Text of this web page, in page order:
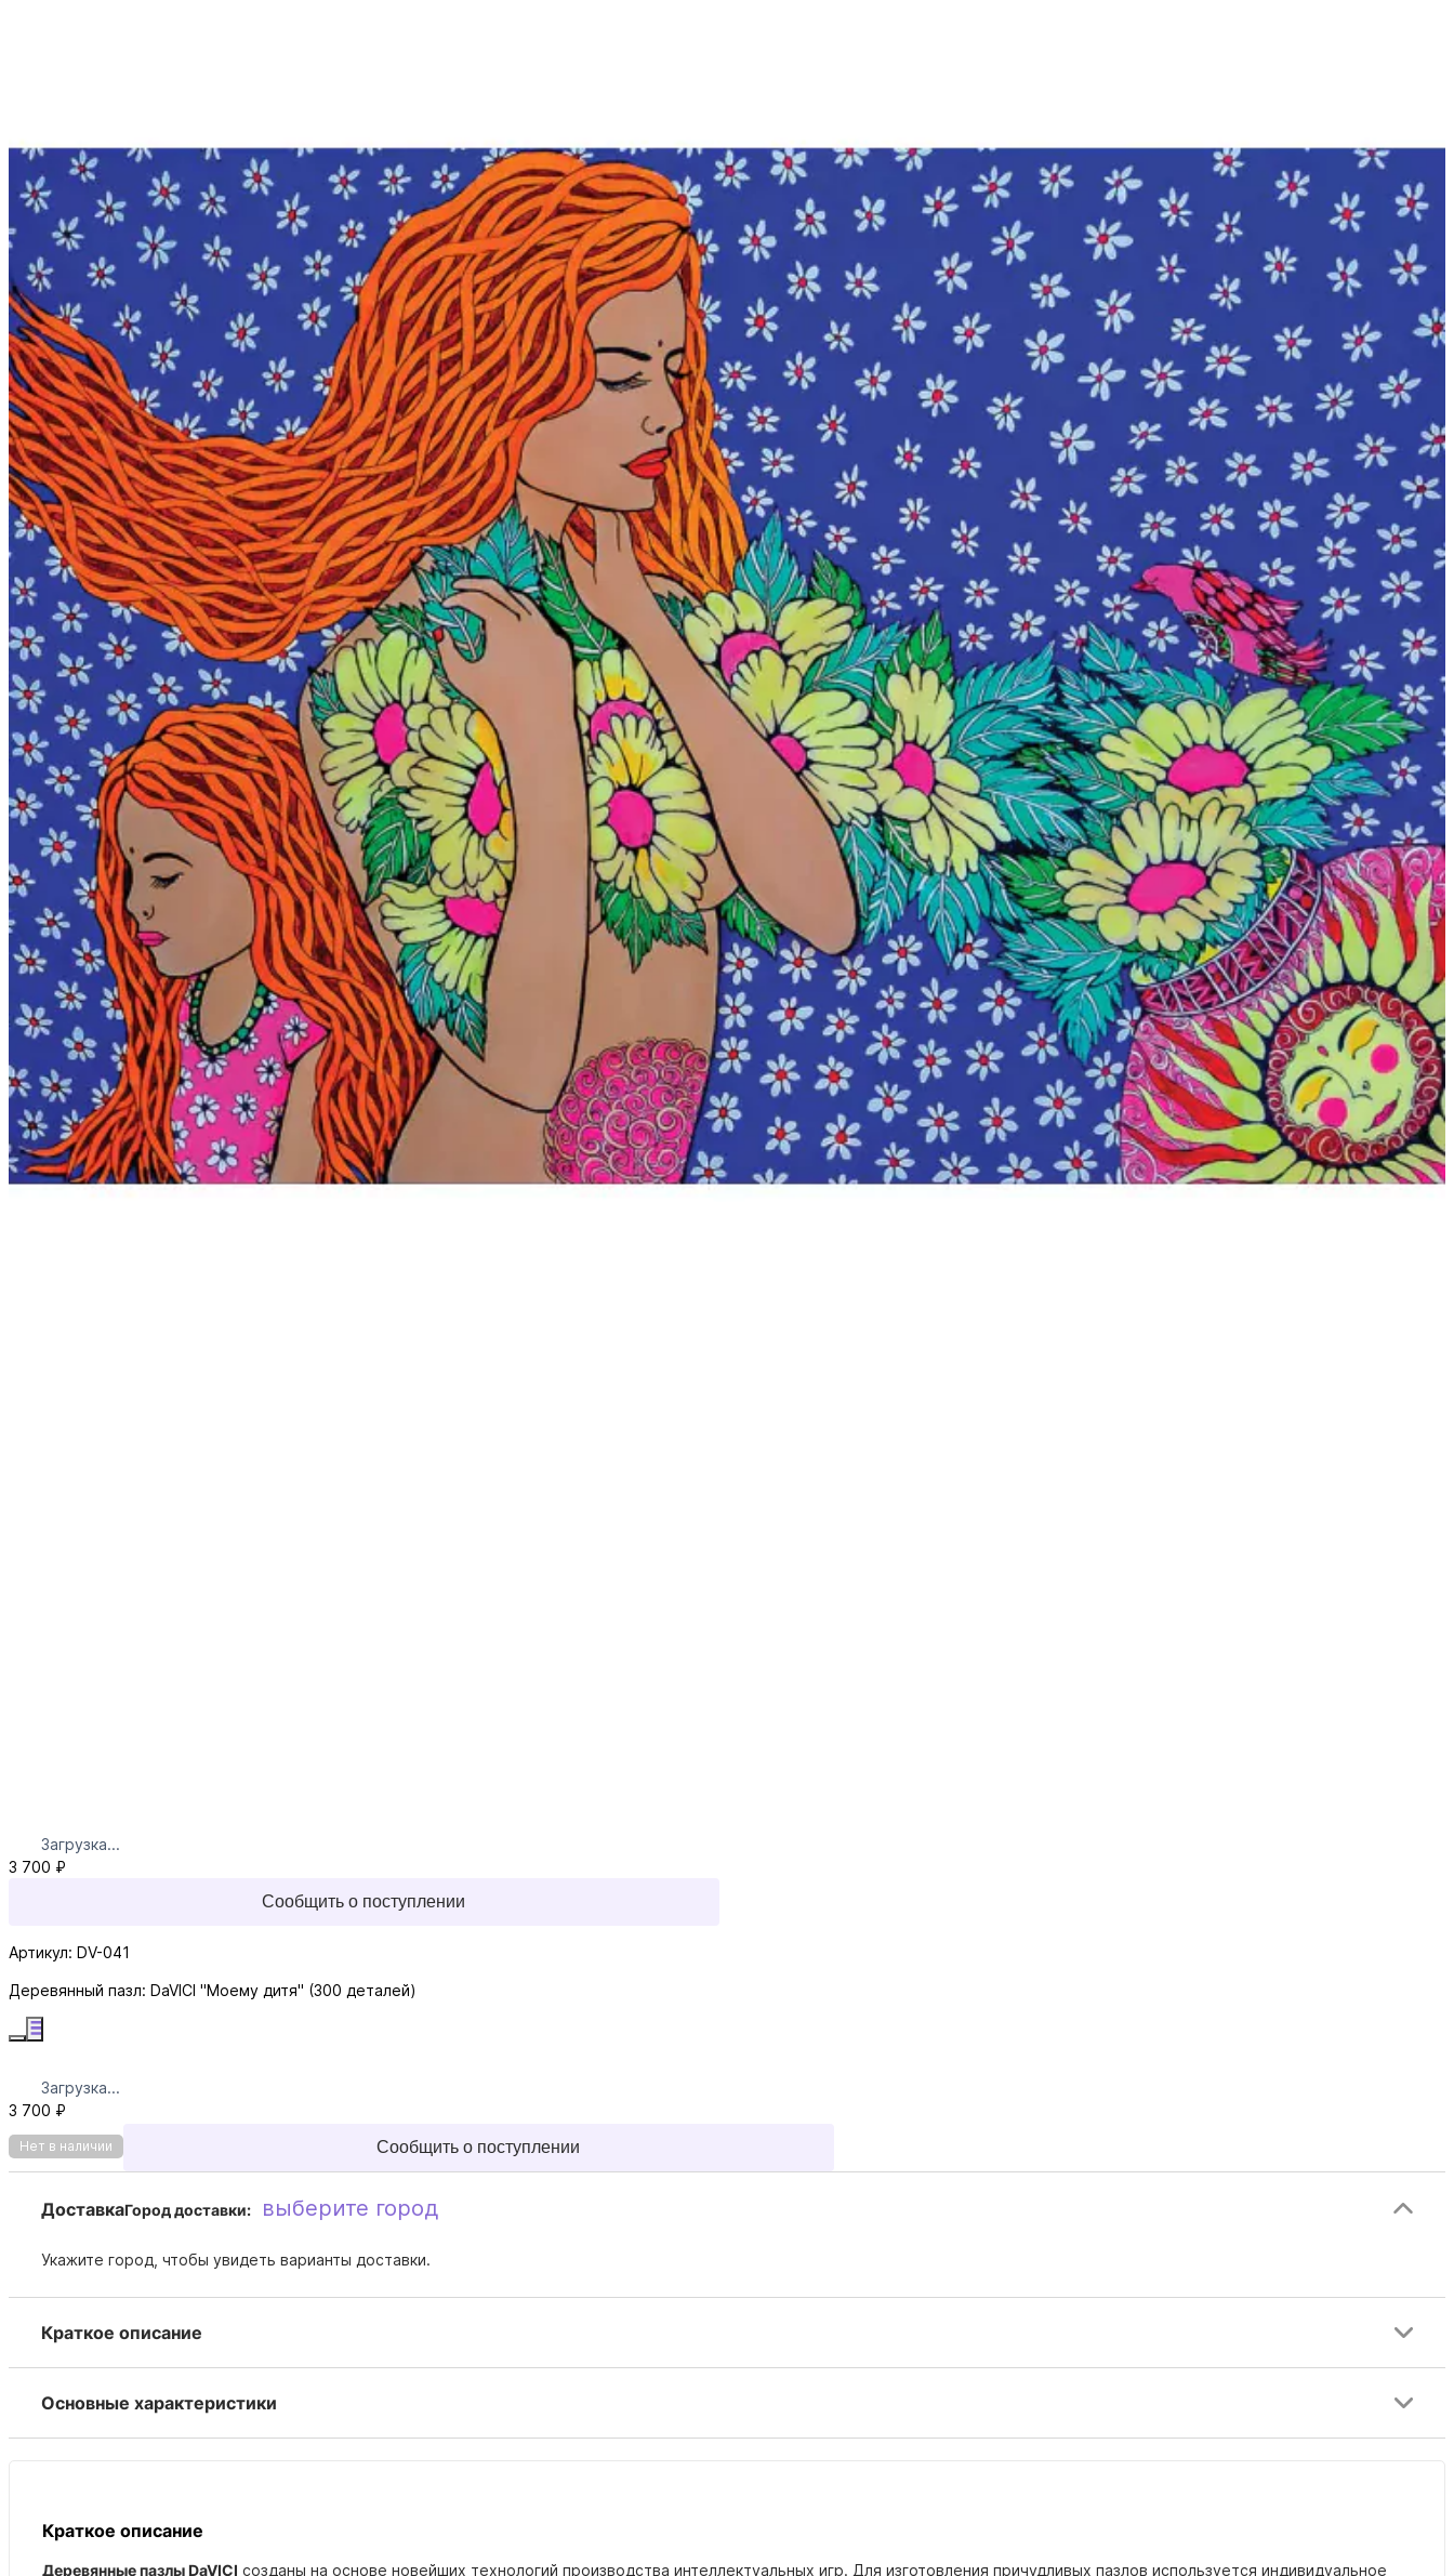
Загрузка...
3 700 ₽
Сообщить о поступлении
Артикул: DV-041
Деревянный пазл: DaVICI "Моему дитя" (300 деталей)
Загрузка...
3 700 ₽
Нет в наличии Сообщить о поступлении
ДоставкаГород доставки: выберите город
Укажите город, чтобы увидеть варианты доставки.
Краткое описание
Основные характеристики
Краткое описание
Деревянные пазлы DaVICI созданы на основе новейших технологий производства интеллектуальных игр. Для изготовления причудливых пазлов используется индивидуальное